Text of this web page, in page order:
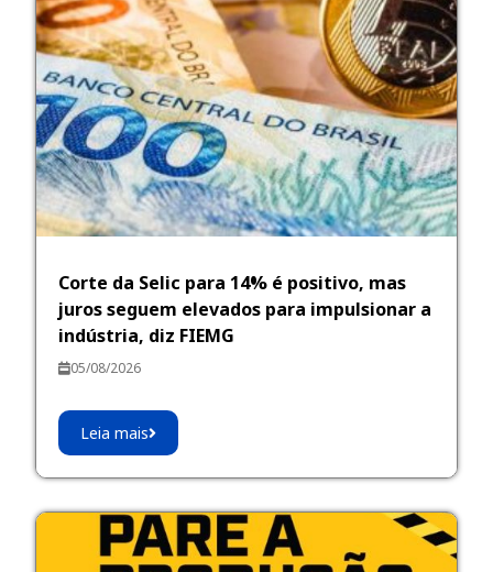
Corte da Selic para 14% é positivo, mas
juros seguem elevados para impulsionar a
indústria, diz FIEMG
05/08/2026
Leia mais